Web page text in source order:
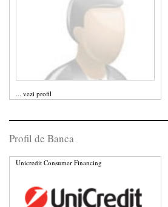
... vezi profil
Profil de Banca
Unicredit Consumer Financing